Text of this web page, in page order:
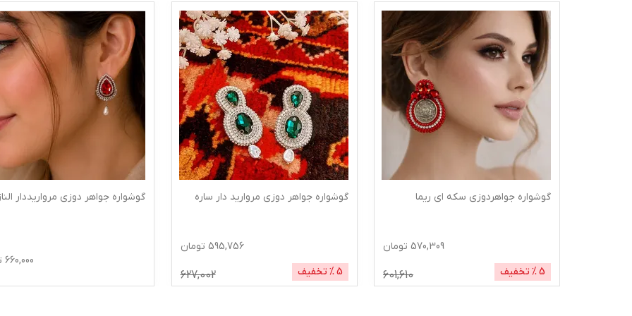
گوشواره جواهردوزی سکه ای ریما
570,309 تومان
% تخفیف 601,610
گوشواره جواهر دوزی مروارید دار ساره
595,756 تومان
% تخفیف 627,002
گوشواره جواهر دوزی مرواریددار الناز
660,000 تومان